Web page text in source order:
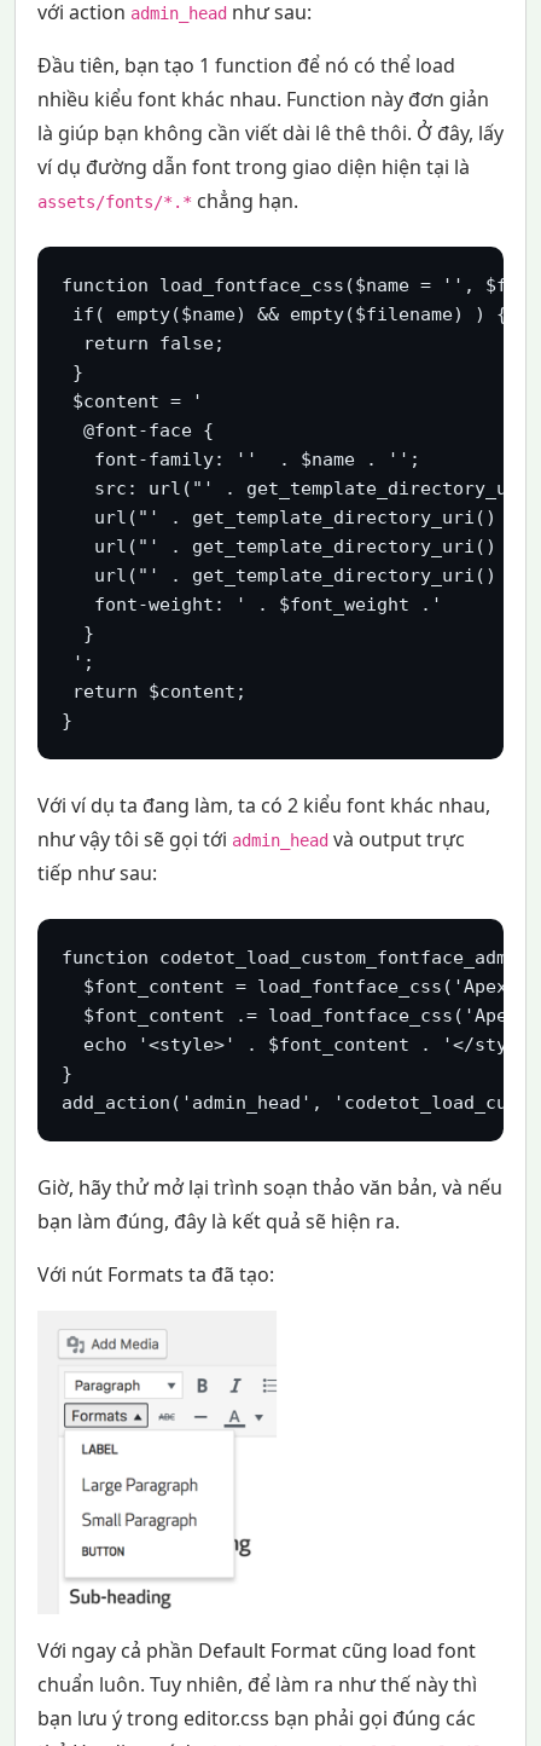
với action admin_headnhư sau:
Đầu tiên, bạn tạo 1 function để nó có thể load
nhiều kiểu font khác nhau. Function này đơn giản
là giúp bạn không cần viết dài lê thê thôi. Ở đây, lấy
ví dụ đường dẫn font trong giao diện hiện tại là
assets/fonts/*.* chẳng hạn.
function load_fontface_css($name = '',
if( empty($name) && empty($filename) ) {
  return false;
}
$content = '
  @font-face {
   font-family: ''  . $name . '';
src: url("' .
url("' . get_template_directory_uri() .
url("' . get_template_directory_uri() .
url("' . get_template_directory_uri() .
   font-weight: ' . $font_weight .'
  }
';
return $content;
}
Với ví dụ ta đang làm, ta có 2 kiểu font khác nhau,
như vậy tôi sẽ gọi tới admin_headvà output trực
tiếp như sau:
function
$font_content = load_fontface_css('Apex
$font_content .= load_fontface_css('Apex
echo '<style>' . $font_content . '</
}
add_action('admin_head',
Giờ, hãy thử mở lại trình soạn thảo văn bản, và nếu
bạn làm đúng, đây là kết quả sẽ hiện ra.
Với nút Formats ta đã tạo:
Với ngay cả phần Default Format cũng load font
chuẩn luôn. Tuy nhiên, để làm ra như thế này thì
bạn lưu ý trong editor.css bạn phải gọi đúng các